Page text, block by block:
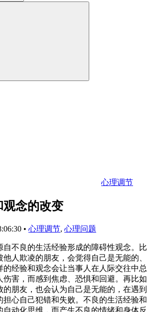
心理调节
观念的改变
• 心理调节, 心理问题
自不良的生活经验形成的障碍性观念。比
人欺凌的朋友，会觉得自己是无能的、
的经验和观念会让当事人在人际交往中总
伤害，而感到焦虑、恐惧和回避。再比如
朋友，也会认为自己是无能的，在遇到
担心自己犯错和失败。不良的生活经验和
自动化思维，而产生不良的情绪和身体反